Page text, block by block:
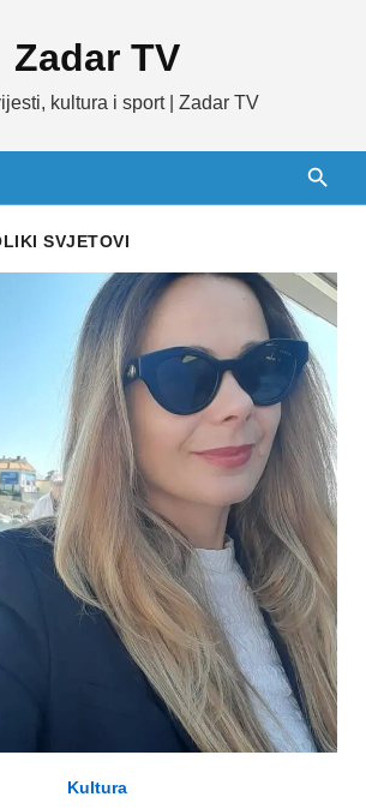
Zadar TV
kultura i sport | Zadar TV
SVJETOVI
Kultura